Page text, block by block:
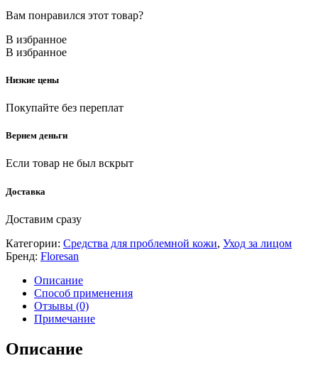
Вам понравился этот товар?
В избранное
В избранное
Низкие цены
Покупайте без переплат
Вернем деньги
Если товар не был вскрыт
Доставка
Доставим сразу
Категории: Средства для проблемной кожи, Уход за лицом
Бренд: Floresan
Описание
Способ применения
Отзывы (0)
Примечание
Описание